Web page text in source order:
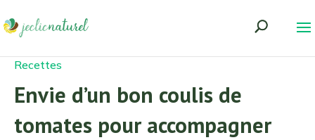
Recettes
Envie d’un bon coulis de
tomates pour accompagner